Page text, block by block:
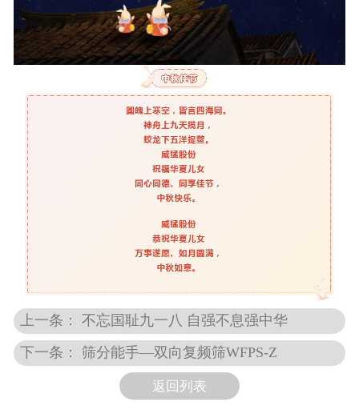
上一条： 不忘国耻九一八 自强不息强中华
下一条： 筛分能手—双向复频筛WFPS-Z
返回列表